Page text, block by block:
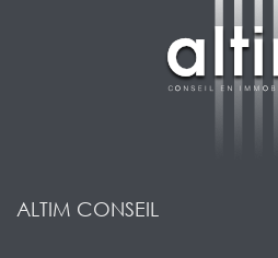
ALTIM CONSEIL